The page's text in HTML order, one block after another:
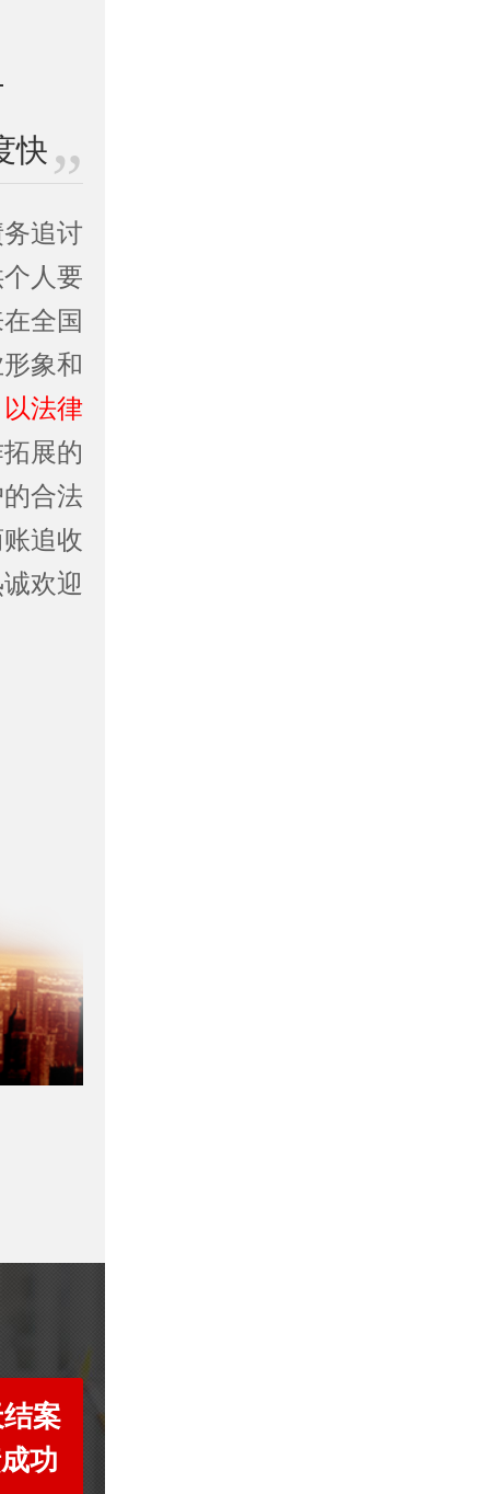
快
追讨
人要
全国
象和
以法律
展的
合法
追收
欢迎
案
功